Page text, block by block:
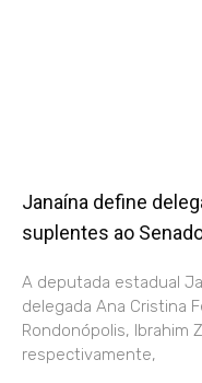
Janaína define
suplentes ao
A deputada estadual
delegada Ana Cristina
Rondonópolis, Ibrahim
respectivamente,